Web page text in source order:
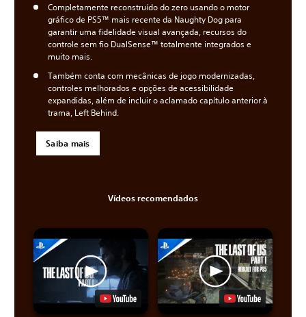
Completamente reconstruído do zero usando o motor
gráfico de PS5™ mais recente da Naughty Dog para
garantir uma fidelidade visual avançada, recursos do
controle sem fio DualSense™ totalmente integrados e
muito mais.
Também conta com mecânicas de jogo modernizadas,
controles melhorados e opções de acessibilidade
expandidas, além de incluir o aclamado capítulo anterior à
trama, Left Behind.
Saiba mais
Vídeos recomendados